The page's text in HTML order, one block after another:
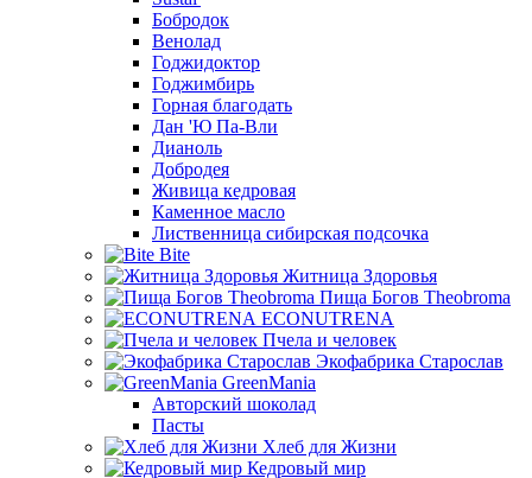
Бобродок
Венолад
Годжидоктор
Годжимбирь
Горная благодать
Дан 'Ю Па-Вли
Дианоль
Добродея
Живица кедровая
Каменное масло
Лиственница сибирская подсочка
Bite
Житница Здоровья
Пища Богов Theobroma
ECONUTRENA
Пчела и человек
Экофабрика Старослав
GreenMania
Авторский шоколад
Пасты
Хлеб для Жизни
Кедровый мир